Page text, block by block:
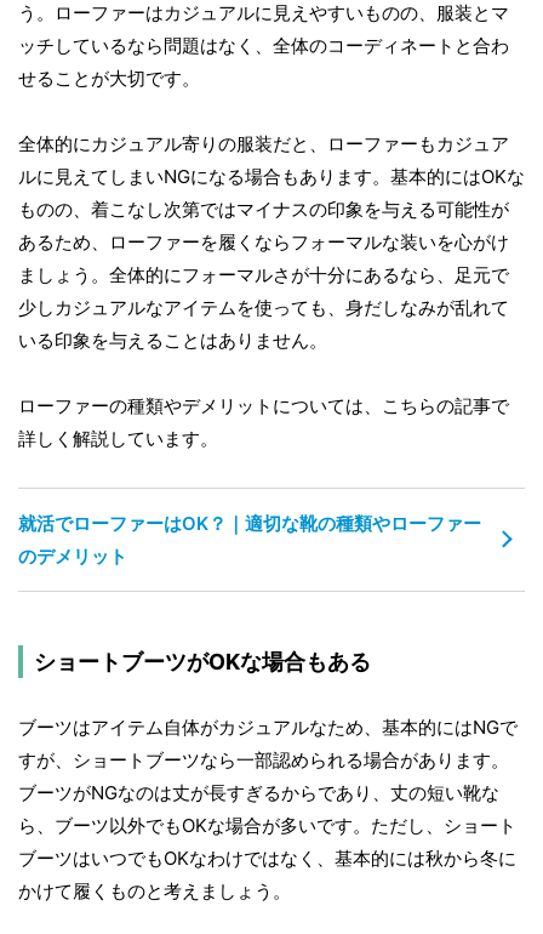
う。ローファーはカジュアルに見えやすいものの、服装とマ
ッチしているなら問題はなく、全体のコーディネートと合わ
せることが大切です。
全体的にカジュアル寄りの服装だと、ローファーもカジュア
ルに見えてしまいNGになる場合もあります。基本的にはOKな
ものの、着こなし次第ではマイナスの印象を与える可能性が
あるため、ローファーを履くならフォーマルな装いを心がけ
ましょう。全体的にフォーマルさが十分にあるなら、足元で
少しカジュアルなアイテムを使っても、身だしなみが乱れて
いる印象を与えることはありません。
ローファーの種類やデメリットについては、こちらの記事で
詳しく解説しています。
就活でローファーはOK？｜適切な靴の種類やローファー
のデメリット
ショートブーツがOKな場合もある
ブーツはアイテム自体がカジュアルなため、基本的にはNGで
すが、ショートブーツなら一部認められる場合があります。
ブーツがNGなのは丈が長すぎるからであり、丈の短い靴な
ら、ブーツ以外でもOKな場合が多いです。ただし、ショート
ブーツはいつでもOKなわけではなく、基本的には秋から冬に
かけて履くものと考えましょう。